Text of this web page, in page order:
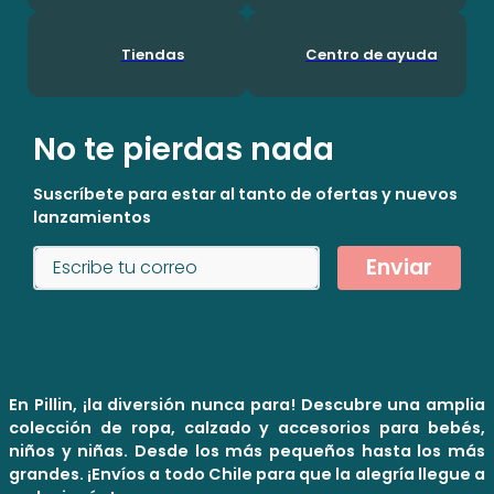
Tiendas Centro de ayuda
No te pierdas nada
Suscríbete para estar al tanto de ofertas y nuevos
lanzamientos
Enviar
En Pillin, ¡la diversión nunca para! Descubre una amplia
colección de ropa, calzado y accesorios para bebés,
niños y niñas. Desde los más pequeños hasta los más
grandes. ¡Envíos a todo Chile para que la alegría llegue a